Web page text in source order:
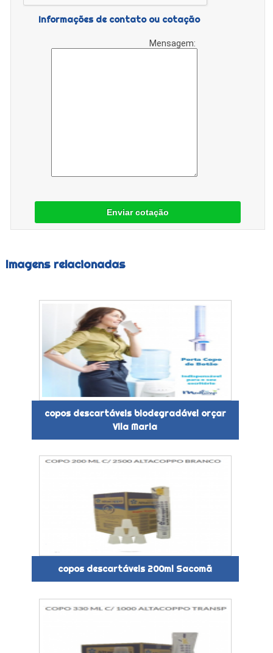
Informações de contato ou cotação
Mensagem:
Enviar cotação
Imagens relacionadas
copos descartáveis biodegradável orçar
Vila Maria
copos descartáveis 200ml Sacomã